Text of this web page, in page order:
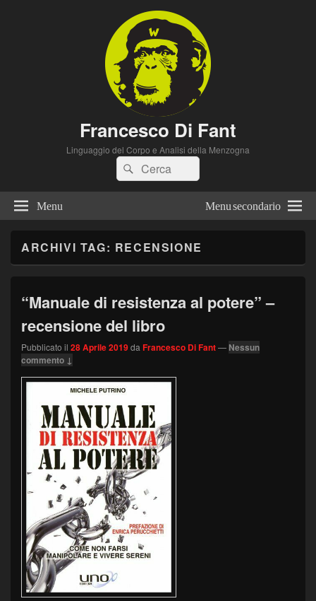
Francesco Di Fant
Linguaggio del Corpo e Analisi della Menzogna
Cerca:Cerca
Menu Menu secondario
ARCHIVI TAG: RECENSIONE
“Manuale di resistenza al potere” –
recensione del libro
Pubblicato il 28 Aprile 2019da Francesco Di Fant— Nessun
commento ↓